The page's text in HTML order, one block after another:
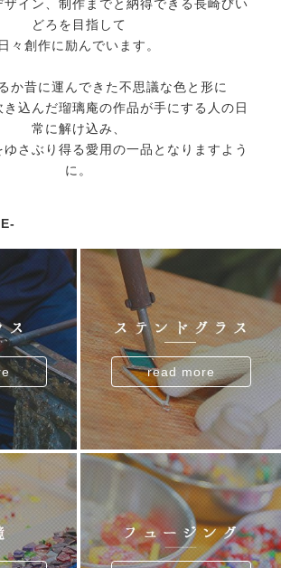
ザイン、制作までと納得できる長崎びい
どろを目指して
日々創作に励んでいます。
か昔に運んできた不思議な色と形に
き込んだ瑠璃庵の作品が手にする人の日
常に解け込み、
さぶり得る愛用の一品となりますよう
に。
read more